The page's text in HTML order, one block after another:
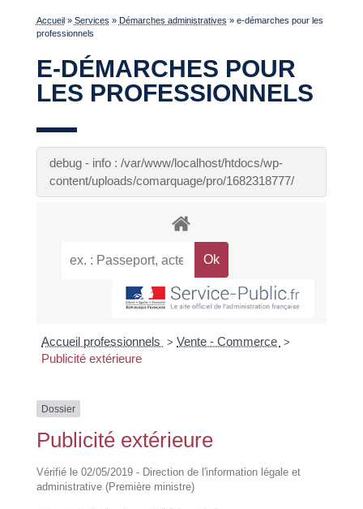
Accueil» Services » Démarches administratives » e-démarches pour les
professionnels
E-DÉMARCHES POUR
LES PROFESSIONNELS
debug - info : /var/www/localhost/htdocs/wp-
content/uploads/comarquage/pro/1682318777/
Accueil professionnels > Vente - Commerce >
Publicité extérieure
Dossier
Publicité extérieure
Vérifié le 02/05/2019 - Direction de l'information légale et
administrative (Première ministre)